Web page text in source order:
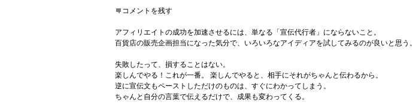
コメントを残す
アフィリエイトの成功を加速させるには、単なる「宣伝代行者」にならないこと。
百貨店の販売企画担当になった気分で、いろいろなアイディアを試してみるのが良いと思う。
失敗したって、損することはない。
楽しんでやる！これが一番。 楽しんでやると、相手にそれがちゃんと伝わるから。
逆に宣伝文もペーストしただけのものは、すぐにわかってしまう。
ちゃんと自分の言葉で伝えるだけで、成果も変わってくる。